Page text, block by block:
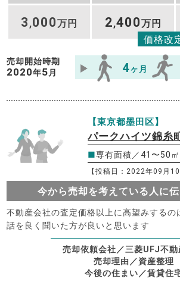
3 ,000万円 2,400万円
価格改
売却開始時期
2020年5月 4ヶ月
【東京都墨田区】
パークハイツ錦糸
■専有面積／41〜50㎡
【投稿日：2022年09月10
今から売却を考えている人に
不動産会社の査定価格以上に高望みするの
話を良く聞いた方が良いと思います
売却依頼会社／三菱UFJ不動
売却理由／資産整理
今後の住まい／賃貸住